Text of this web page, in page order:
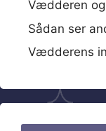
Vædderen
Sådan ser
Vædderens